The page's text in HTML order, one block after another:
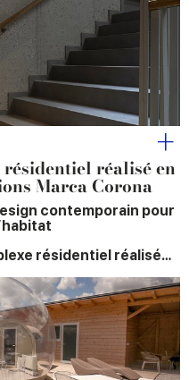
réalisé en
Marca Corona
contemporain pour
résidentiel réalisé…